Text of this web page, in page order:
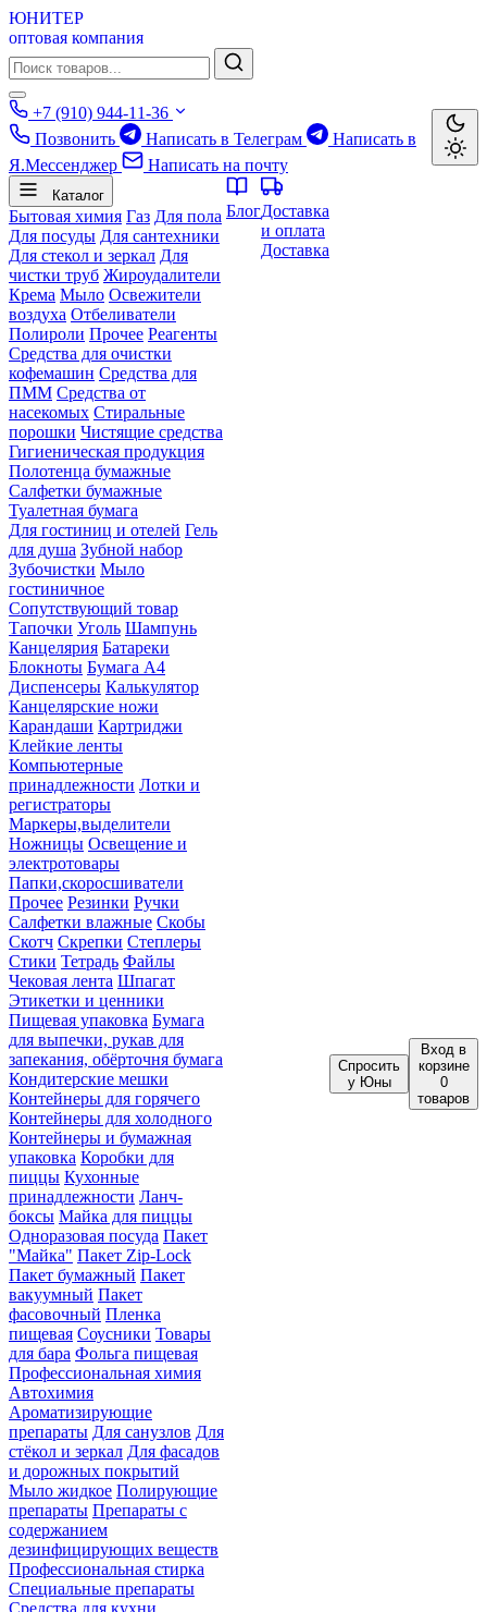
ЮНИТЕР
оптовая компания
+7 (910) 944-11-36
Позвонить
Написать в Телеграм
Написать в
Я.Мессенджер
Написать на почту
Каталог
Бытовая химия Газ Для пола
Для посуды Для сантехники
Для стекол и зеркал Для
чистки труб Жироудалители
Крема Мыло Освежители
воздуха Отбеливатели
Полироли Прочее Реагенты
Средства для очистки
кофемашин Средства для
ПММ Средства от
насекомых Стиральные
порошки Чистящие средства
Гигиеническая продукция
Полотенца бумажные
Салфетки бумажные
Туалетная бумага
Для гостиниц и отелей Гель
для душа Зубной набор
Зубочистки Мыло
гостиничное
Сопутствующий товар
Тапочки Уголь Шампунь
Канцелярия Батареки
Блокноты Бумага А4
Диспенсеры Калькулятор
Канцелярские ножи
Карандаши Картриджи
Клейкие ленты
Компьютерные
принадлежности Лотки и
регистраторы
Маркеры,выделители
Ножницы Освещение и
электротовары
Папки,скоросшиватели
Прочее Резинки Ручки
Салфетки влажные Скобы
Скотч Скрепки Степлеры
Стики Тетрадь Файлы
Чековая лента Шпагат
Этикетки и ценники
Пищевая упаковка Бумага
для выпечки, рукав для
запекания, обёрточня бумага
Кондитерские мешки
Контейнеры для горячего
Контейнеры для холодного
Контейнеры и бумажная
упаковка Коробки для
пиццы Кухонные
принадлежности Ланч-
боксы Майка для пиццы
Одноразовая посуда Пакет
"Майка" Пакет Zip-Lock
Пакет бумажный Пакет
вакуумный Пакет
фасовочный Пленка
пищевая Соусники Товары
для бара Фольга пищевая
Профессиональная химия
Автохимия
Ароматизирующие
препараты Для санузлов Для
стёкол и зеркал Для фасадов
и дорожных покрытий
Мыло жидкое Полирующие
препараты Препараты с
содержанием
дезинфицирующих веществ
Профессиональная стирка
Специальные препараты
Средства для кухни
БлогДоставка
и оплата
Доставка
Спросить
у Юны
Вход в
корзине
0
товаров